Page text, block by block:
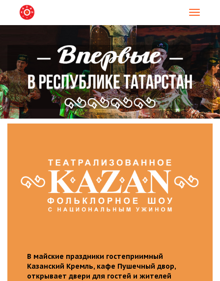
В майские праздники гостеприимный
Казанский Кремль, кафе Пушечный двор,
открывает двери для гостей и жителей